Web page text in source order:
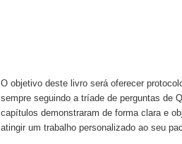
O objetivo deste livro será oferecer
sempre seguindo a tríade de perguntas de
capítulos demonstraram de forma clara e
atingir um trabalho personalizado ao seu